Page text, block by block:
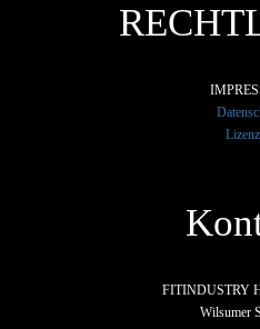
FITINDUSTRY
Wilsumer